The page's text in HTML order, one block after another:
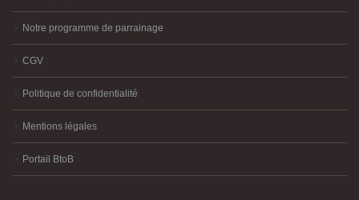
Notre programme de parrainage
CGV
Politique de confidentialité
Mentions légales
Portail BtoB